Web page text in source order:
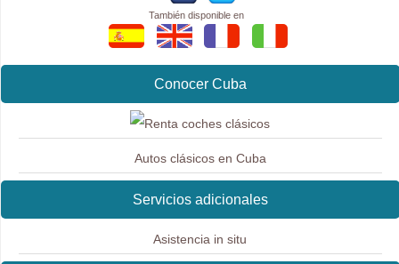
También disponible en
Conocer Cuba
Autos clásicos en Cuba
Servicios adicionales
Asistencia in situ